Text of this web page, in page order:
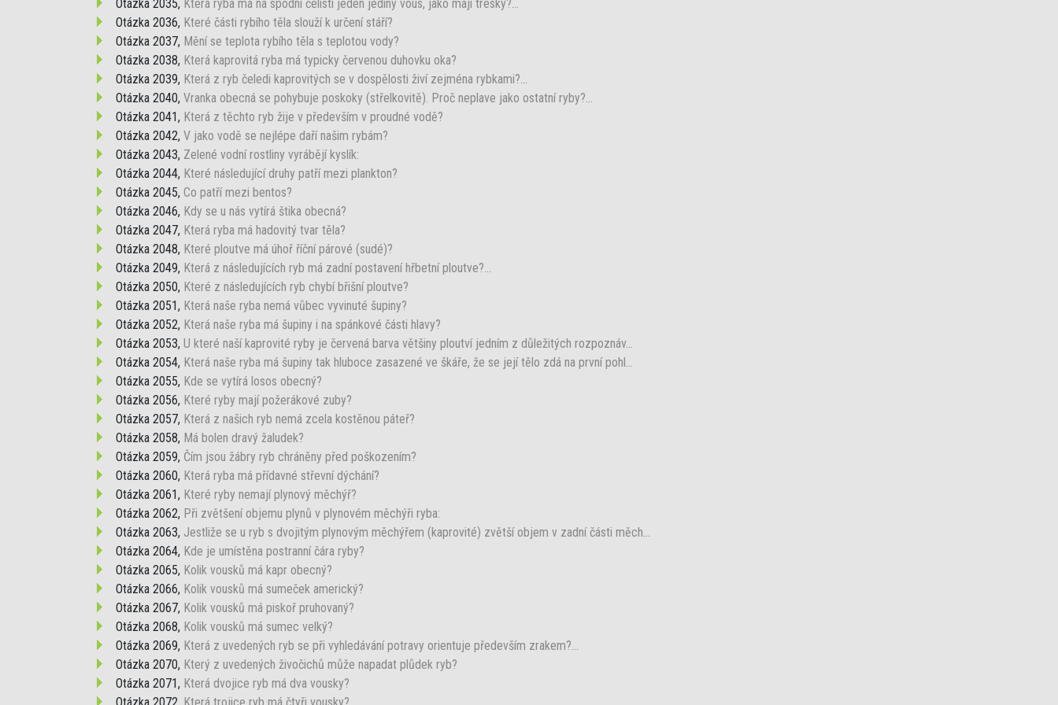
Otázka 2035, Která ryba má na spodní čelisti jeden jediný vous, jako mají tresky?...
Otázka 2036, Které části rybího těla slouží k určení stáří?
Otázka 2037, Mění se teplota rybího těla s teplotou vody?
Otázka 2038, Která kaprovitá ryba má typicky červenou duhovku oka?
Otázka 2039, Která z ryb čeledi kaprovitých se v dospělosti živí zejména rybkami?...
Otázka 2040, Vranka obecná se pohybuje poskoky (střelkovitě). Proč neplave jako ostatní ryby?...
Otázka 2041, Která z těchto ryb žije v především v proudné vodě?
Otázka 2042, V jako vodě se nejlépe daří našim rybám?
Otázka 2043, Zelené vodní rostliny vyrábějí kyslík:
Otázka 2044, Které následující druhy patří mezi plankton?
Otázka 2045, Co patří mezi bentos?
Otázka 2046, Kdy se u nás vytírá štika obecná?
Otázka 2047, Která ryba má hadovitý tvar těla?
Otázka 2048, Které ploutve má úhoř říční párové (sudé)?
Otázka 2049, Která z následujících ryb má zadní postavení hřbetní ploutve?...
Otázka 2050, Které z následujících ryb chybí břišní ploutve?
Otázka 2051, Která naše ryba nemá vůbec vyvinuté šupiny?
Otázka 2052, Která naše ryba má šupiny i na spánkové části hlavy?
Otázka 2053, U které naší kaprovité ryby je červená barva většiny ploutví jedním z důležitých rozpoznáv...
Otázka 2054, Která naše ryba má šupiny tak hluboce zasazené ve škáře, že se její tělo zdá na první pohl...
Otázka 2055, Kde se vytírá losos obecný?
Otázka 2056, Které ryby mají požerákové zuby?
Otázka 2057, Která z našich ryb nemá zcela kostěnou páteř?
Otázka 2058, Má bolen dravý žaludek?
Otázka 2059, Čím jsou žábry ryb chráněny před poškozením?
Otázka 2060, Která ryba má přídavné střevní dýchání?
Otázka 2061, Které ryby nemají plynový měchýř?
Otázka 2062, Při zvětšení objemu plynů v plynovém měchýři ryba:
Otázka 2063, Jestliže se u ryb s dvojitým plynovým měchýřem (kaprovité) zvětší objem v zadní části měch...
Otázka 2064, Kde je umístěna postranní čára ryby?
Otázka 2065, Kolik vousků má kapr obecný?
Otázka 2066, Kolik vousků má sumeček americký?
Otázka 2067, Kolik vousků má piskoř pruhovaný?
Otázka 2068, Kolik vousků má sumec velký?
Otázka 2069, Která z uvedených ryb se při vyhledávání potravy orientuje především zrakem?...
Otázka 2070, Který z uvedených živočichů může napadat plůdek ryb?
Otázka 2071, Která dvojice ryb má dva vousky?